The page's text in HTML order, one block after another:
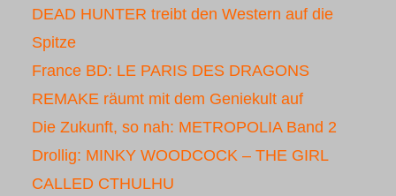
DEAD HUNTER treibt den Western auf die
Spitze
France BD: LE PARIS DES DRAGONS
REMAKE räumt mit dem Geniekult auf
Die Zukunft, so nah: METROPOLIA Band 2
Drollig: MINKY WOODCOCK – THE GIRL
CALLED CTHULHU